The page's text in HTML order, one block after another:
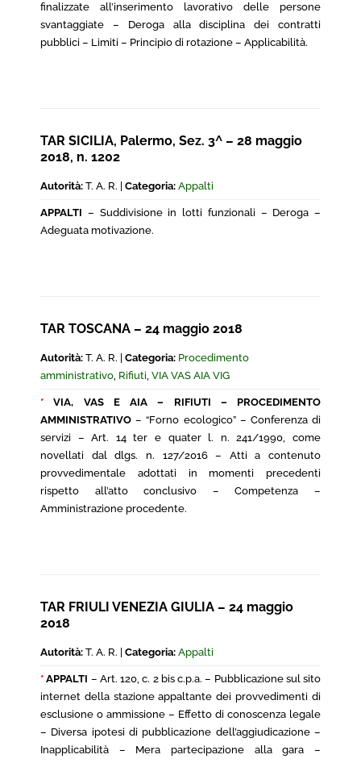
finalizzate all’inserimento lavorativo delle persone
svantaggiate – Deroga alla disciplina dei contratti
pubblici – Limiti – Principio di rotazione – Applicabilità.
TAR SICILIA, Palermo, Sez. 3^ – 28 maggio
2018, n. 1202
Autorità: T. A. R. | Categoria: Appalti
APPALTI – Suddivisione in lotti funzionali – Deroga –
Adeguata motivazione.
TAR TOSCANA – 24 maggio 2018
Autorità: T. A. R. | Categoria: Procedimento
amministrativo, Rifiuti, VIA VAS AIA VIG
* VIA, VAS E AIA – RIFIUTI – PROCEDIMENTO
AMMINISTRATIVO – “Forno ecologico” – Conferenza di
servizi – Art. 14 ter e quater l. n. 241/1990, come
novellati dal dlgs. n. 127/2016 – Atti a contenuto
provvedimentale adottati in momenti precedenti
rispetto all’atto conclusivo – Competenza –
Amministrazione procedente.
TAR FRIULI VENEZIA GIULIA – 24 maggio
2018
Autorità: T. A. R. | Categoria: Appalti
* APPALTI – Art. 120, c. 2 bis c.p.a. – Pubblicazione sul sito
internet della stazione appaltante dei provvedimenti di
esclusione o ammissione – Effetto di conoscenza legale
– Diversa ipotesi di pubblicazione dell’aggiudicazione –
Inapplicabilità – Mera partecipazione alla gara –